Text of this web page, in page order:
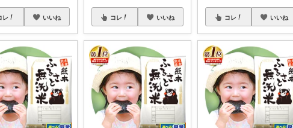
レ いいね コレ いいね コレ いいね